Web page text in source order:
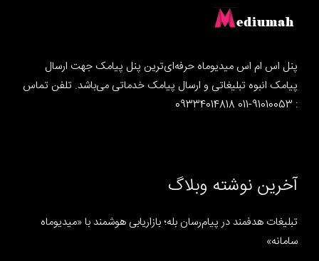
پنل اس ام اس میدیوماه حرفه‌ای‌ترین پنل پیامک جهت ارسال
پیامک انبوه تبلیغاتی و ارسال پیامک خدماتی می‌باشد. تلفن تماس
: 91010053-011 09334014818
آخرین نوشته وبلاگ
تبلیغات هدفمند در پیام‌رسان بله؛ بازاریابی هوشمند با «میدیوماه
سامانه»